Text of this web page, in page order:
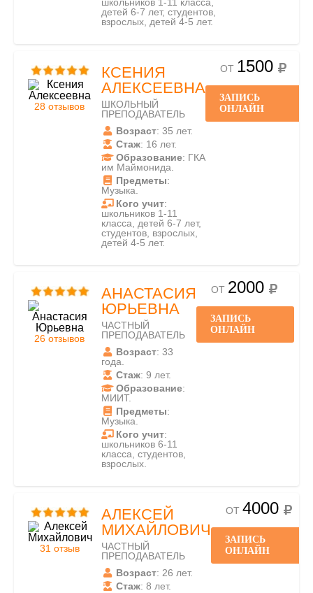
детей 6-7 лет, студентов,
взрослых, детей 4-5 лет.
28 отзывов
КСЕНИЯ
АЛЕКСЕЕВНА
ШКОЛЬНЫЙ
ПРЕПОДАВАТЕЛЬ
Возраст: 35 лет.
Стаж: 16 лет.
Образование: ГКА
им Маймонида.
Предметы:
Музыка.
Кого учит:
школьников 1-11
класса, детей 6-7 лет,
студентов, взрослых,
детей 4-5 лет.
ОТ 1500
ЗАПИСЬ
ОНЛАЙН
26 отзывов
АНАСТАСИЯ
ЮРЬЕВНА
ЧАСТНЫЙ
ПРЕПОДАВАТЕЛЬ
Возраст: 33
года.
Стаж: 9 лет.
Образование:
МИИТ.
Предметы:
Музыка.
Кого учит:
школьников 6-11
класса, студентов,
взрослых.
ОТ 2000
ЗАПИСЬ
ОНЛАЙН
31 отзыв
АЛЕКСЕЙ
МИХАЙЛОВИЧ
ЧАСТНЫЙ
ПРЕПОДАВАТЕЛЬ
Возраст: 26 лет.
Стаж: 8 лет.
ОТ 4000
ЗАПИСЬ
ОНЛАЙН